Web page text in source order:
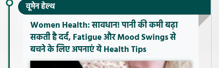
वूमेन हेल्थ
Women Health: सावधान! पानी की कमी बढ़ा
सकती है दर्द, Fatigue और Mood Swings से
बचने के लिए अपनाएं ये Health Tips